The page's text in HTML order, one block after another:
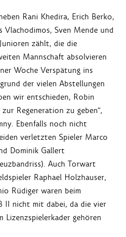
Rani Khedira, Erich Berko,
Vlachodimos, Sven Mende und
zählt, die die
Mannschaft absolvieren
Woche Verspätung ins
der vielen Abstellungen
wir entschieden, Robin
Regeneration zu geben",
Ebenfalls noch nicht
verletzten Spieler Marco
Dominik Gallert
Auch Torwart
Raphael Holzhauser,
Rüdiger waren beim
II nicht mit dabei, da die vier
gehören